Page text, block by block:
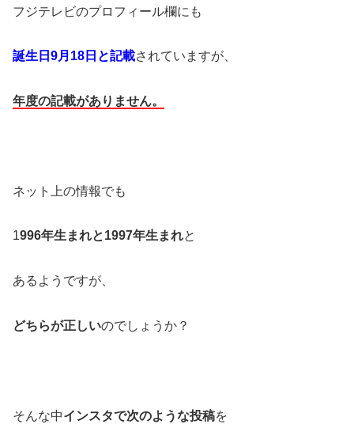
フジテレビのプロフィール欄にも
誕生日9月18日と記載されていますが、
年度の記載がありません。
ネット上の情報でも
1996年生まれと1997年生まれと
あるようですが、
どちらが正しいのでしょうか？
そんな中インスタで次のような投稿を